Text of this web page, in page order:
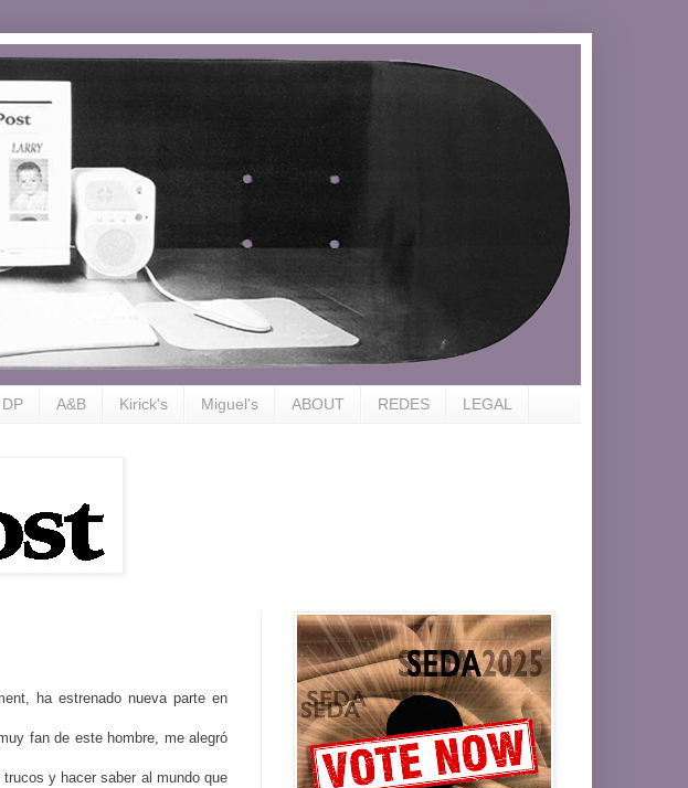
DP A&B Kirick's Miguel's ABOUT REDES LEGAL
ha estrenado nueva parte en
fan de este hombre, me alegró
y hacer saber al mundo que